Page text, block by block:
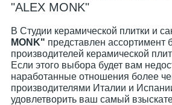
"ALEX MONK"
В Студии керамической плитки и
MONK" представлен ассортимент
производителей керамической
Если этого выбора будет вам
наработанные отношения более
производителями Италии и
удовлетворить ваш самый